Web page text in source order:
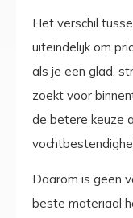
Het verschil
uiteindelijk om
als je een glad,
zoekt voor
de betere keuze
Daarom is geen
beste materiaal